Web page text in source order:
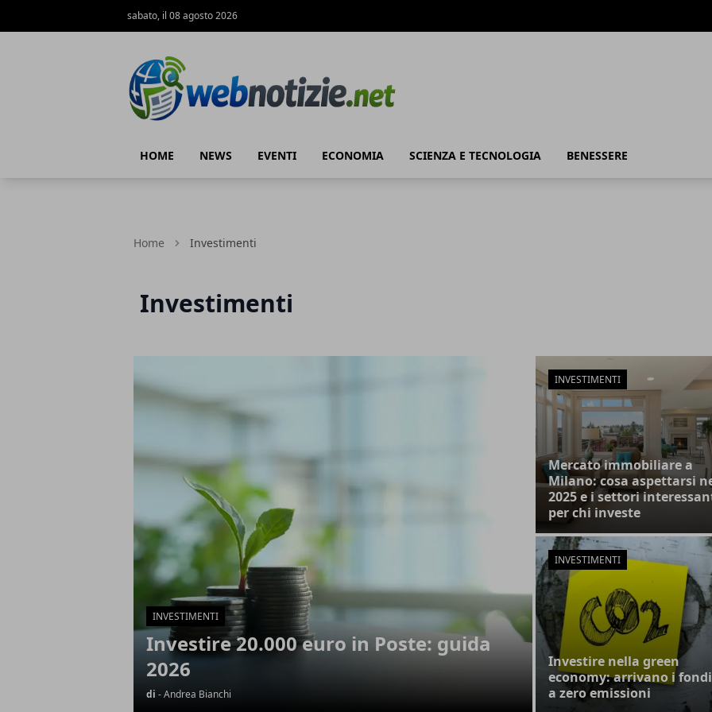
sabato, il 08 agosto 2026
HOME NEWS EVENTI ECONOMIA SCIENZA E TECNOLOGIA BENESSERE
Home Investimenti
Investimenti
INVESTIMENTI
Investire 20.000 euro in Poste: guida
2026
di - Andrea Bianchi
INVESTIMENTI
Mercato immobiliare a
Milano: cosa aspettarsi
2025 e i settori
per chi investe
INVESTIMENTI
Investire nella green
economy: arrivano i fondi
a zero emissioni